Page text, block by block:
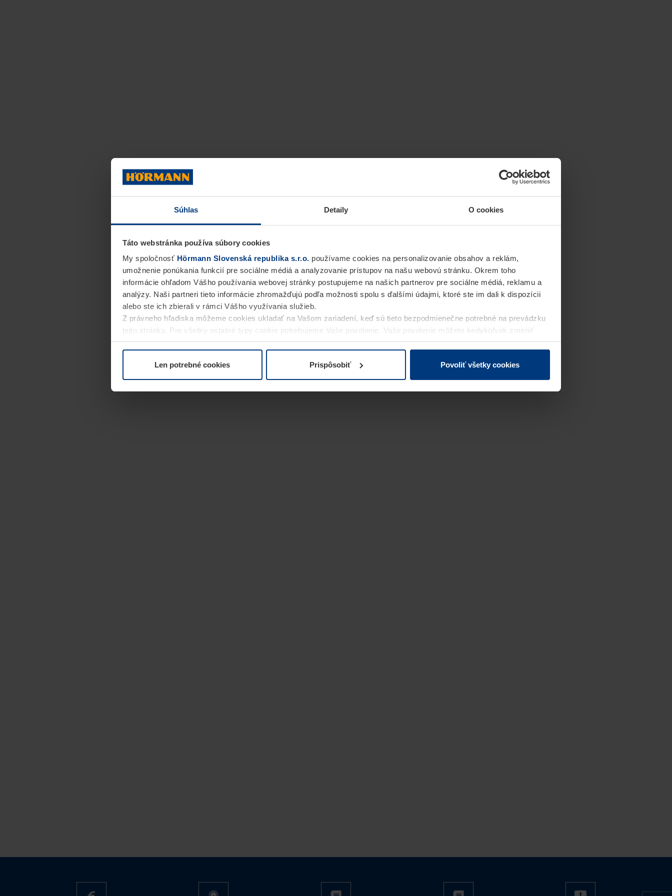
Súhlas Detaily O cookies
Táto webstránka používa súbory cookies
My spoločnosť Hörmann Slovenská republika s.r.o. používame cookies na personalizovanie obsahov a reklám,
umožnenie ponúkania funkcií pre sociálne médiá a analyzovanie prístupov na našu webovú stránku. Okrem toho
informácie ohľadom Vášho používania webovej stránky postupujeme na našich partnerov pre sociálne médiá, reklamu a
analýzy. Naši partneri tieto informácie zhromažďujú podľa možnosti spolu s ďalšími údajmi, ktoré ste im dali k dispozícii
alebo ste ich zbierali v rámci Vášho využívania služieb.
Z právneho hľadiska môžeme cookies ukladať na Vašom zariadení, keď sú tieto bezpodmienečne potrebné na prevádzku
tejto stránky. Pre všetky ostatné typy cookie potrebujeme Vaše povolenie. Vaše povolenie môžete kedykoľvek zmeniť
alebo odvolať vo vysvetlení cookie na stránkeVyhlásenie o ochrane osobných údajovnašej webovej stránky.
Len potrebné cookies Prispôsobiť Povoliť všetky cookies